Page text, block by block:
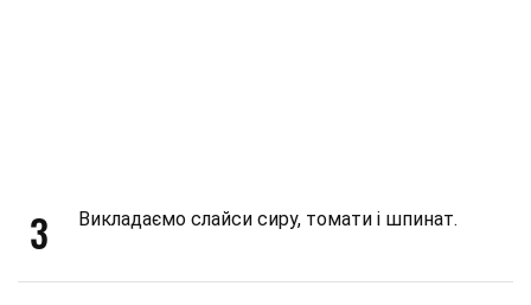
3 Викладаємо слайси сиру, томати і шпинат.